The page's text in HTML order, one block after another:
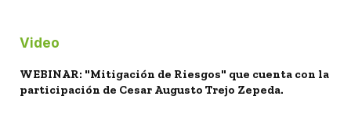
Video
WEBINAR: "Mitigación de Riesgos" que cuenta con la
participación de Cesar Augusto Trejo Zepeda.